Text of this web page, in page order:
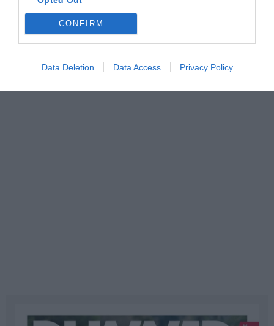
CONFIRM
Data Deletion Data Access Privacy Policy